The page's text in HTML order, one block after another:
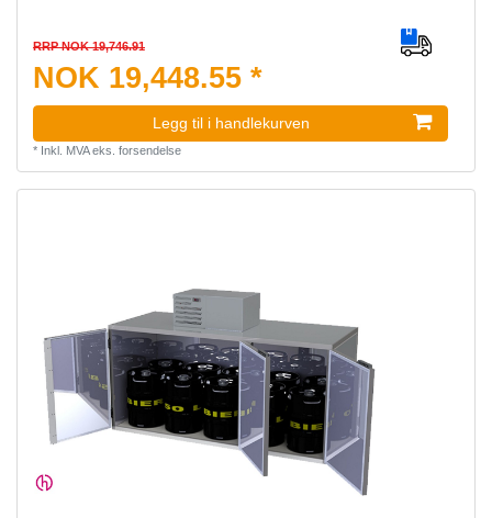
RRP NOK 19,746.91
NOK 19,448.55 *
Legg til i handlekurven
* Inkl. MVAeks. forsendelse